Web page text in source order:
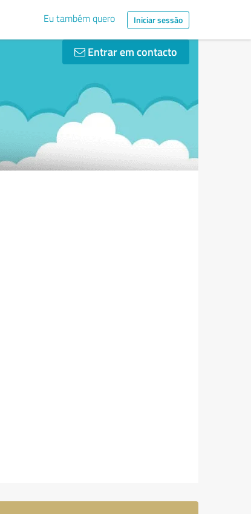
Eu também quero Iniciar sessão
Entrar em contacto